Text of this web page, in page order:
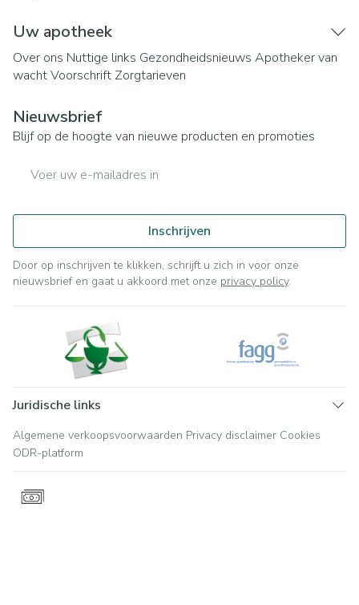
Uw apotheek
Over ons Nuttige links Gezondheidsnieuws Apotheker van
wachtVoorschrift Zorgtarieven
Nieuwsbrief
Blijf op de hoogte van nieuwe producten en promoties
Inschrijven
Door op inschrijven te klikken, schrijft u zich in voor onze
nieuwsbrief en gaat u akkoord met onze privacy policy.
Juridische links
Algemene verkoopsvoorwaarden Privacy disclaimer Cookies
ODR-platform